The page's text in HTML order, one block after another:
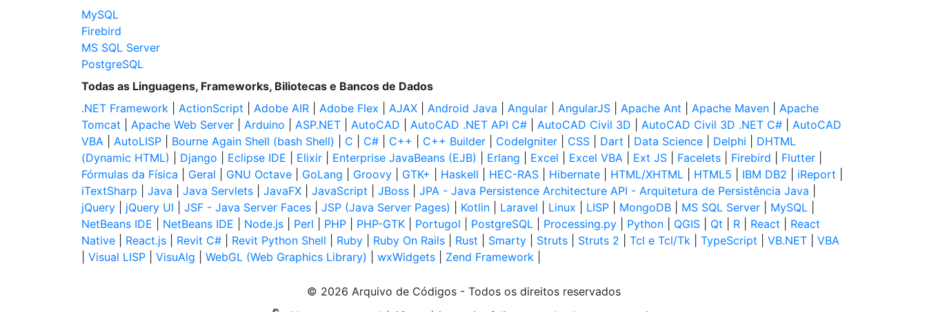
MySQL
Firebird
MS SQL Server
PostgreSQL
Todas as Linguagens, Frameworks, Biliotecas e Bancos de Dados
.NET Framework
ActionScript Adobe AIR Adobe Flex AJAX Android Java Angular AngularJS Apache Ant Apache Maven
Apache
Tomcat
Apache Web Server Arduino ASP.NET AutoCAD AutoCAD .NET API C# AutoCAD Civil 3D AutoCAD Civil 3D .NET C#
AutoCAD
VBA
AutoLISP Bourne Again Shell (bash Shell) C C# C++ C++ Builder CodeIgniter CSS Dart Data Science Delphi
DHTML
(Dynamic HTML)
Django Eclipse IDE Elixir Enterprise JavaBeans (EJB) Erlang Excel Excel VBA Ext JS Facelets Firebird Flutter
Fórmulas da Física
Geral GNU Octave GoLang Groovy GTK+ Haskell HEC-RAS Hibernate HTML/XHTML HTML5 IBM DB2 iReport
iTextSharp
Java Java Servlets JavaFX JavaScript JBoss JPA - Java Persistence Architecture API - Arquitetura de Persistência Java
jQuery
jQuery UI JSF - Java Server Faces JSP (Java Server Pages) Kotlin Laravel Linux LISP MongoDB MS SQL Server MySQL
NetBeans IDE
NetBeans IDE Node.js Perl PHP PHP-GTK Portugol PostgreSQL Processing.py Python QGIS Qt R React
React
Native
React.js Revit C# Revit Python Shell Ruby Ruby On Rails Rust Smarty Struts Struts 2 Tcl e Tcl/Tk TypeScript VB.NET
VBA
Visual LISP VisuAlg WebGL (Web Graphics Library) wxWidgets Zend Framework
© 2026 Arquivo de Códigos - Todos os direitos reservados